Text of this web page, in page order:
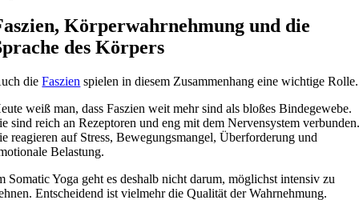
Körperwahrnehmung und die
des Körpers
dieFaszien spielen in diesem Zusammenhang eine wichtige Rolle.
weiß man, dass Faszien weit mehr sind als bloßes Bindegewebe.
sind reich an Rezeptoren und eng mit dem Nervensystem
reagieren auf Stress, Bewegungsmangel, Überforderung und
Belastung.
Somatic Yoga geht es deshalb nicht darum, möglichst intensiv zu
Entscheidend ist vielmehr die Qualität der Wahrnehmung.